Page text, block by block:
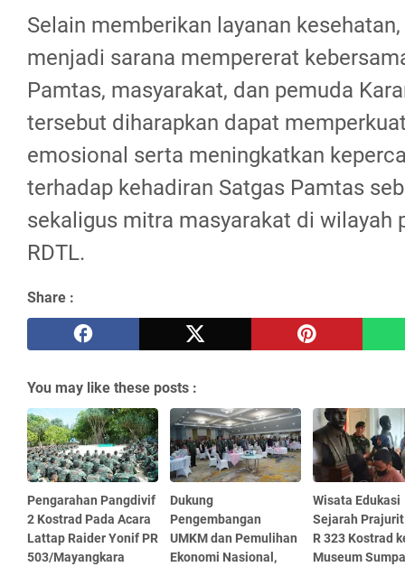
Selain memberikan layanan
menjadi sarana mempererat
Pamtas, masyarakat, dan pemuda
tersebut diharapkan dapat
emosional serta meningkatkan
terhadap kehadiran Satgas Pamtas
sekaligus mitra masyarakat di wilayah
RDTL.
Share :
You may like these posts :
Pengarahan Pangdivif
2 Kostrad Pada Acara
Lattap Raider Yonif PR
503/Mayangkara
Dukung
Pengembangan
UMKM dan Pemulihan
Ekonomi Nasional,
Wisata Edukasi
Sejarah
R 323 Kostrad
Museum